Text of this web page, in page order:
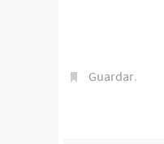
Guardar.